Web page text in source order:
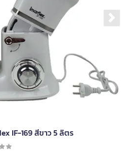
IF-169 สีขาว 5 ลิตร